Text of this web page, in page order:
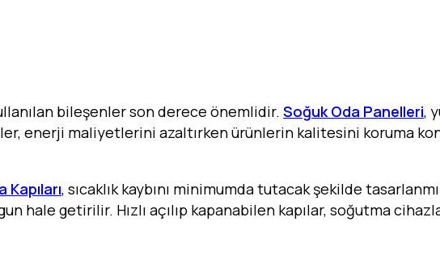
bileşenler son derece önemlidir. Soğuk Oda Panelleri,
enerji maliyetlerini azaltırken ürünlerin kalitesini koruma
Kapıları, sıcaklık kaybını minimumda tutacak şekilde
hale getirilir. Hızlı açılıp kapanabilen kapılar, soğutma